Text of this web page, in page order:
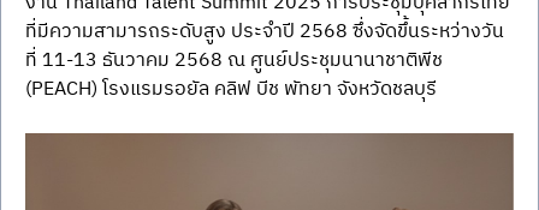
ที่มีความสามารถระดับสูง ประจำปี 2568 ซึ่งจัดขึ้นระหว่างวัน
ที่ 11-13 ธันวาคม 2568 ณ ศูนย์ประชุมนานาชาติพีช
(PEACH) โรงแรมรอยัล คลิฟ บีช พัทยา จังหวัดชลบุรี